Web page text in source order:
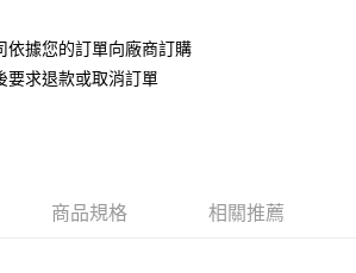
-(澎湖/金門/馬祖)(🔺不同預購月份建議分開
超久)
據您的訂單向廠商訂購
求退款或取消訂單
商品規格 相關推薦